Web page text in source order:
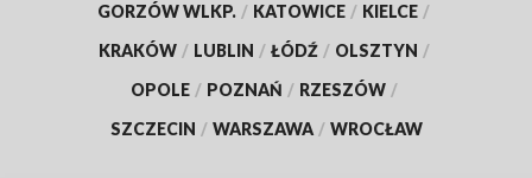
GORZÓW WLKP. / KATOWICE / KIELCE /
KRAKÓW / LUBLIN / ŁÓDŹ / OLSZTYN /
OPOLE / POZNAŃ / RZESZÓW /
SZCZECIN / WARSZAWA / WROCŁAW